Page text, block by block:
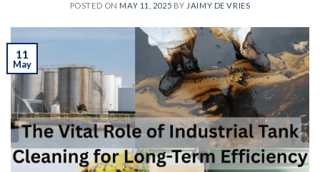
POSTED ON MAY 11, 2025 BY JAIMY DE VRIES
11
May